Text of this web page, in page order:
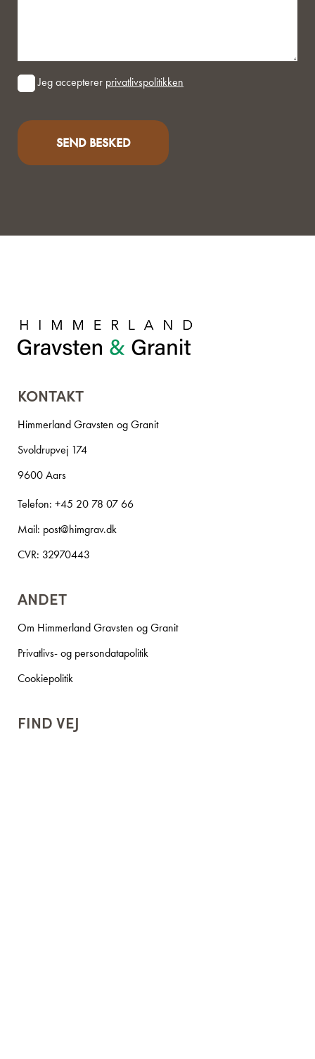
ConsentJeg accepterer privatlivspolitikken
KONTAKT
Himmerland Gravsten og Granit
Svoldrupvej 174
9600 Aars
Telefon: +45 20 78 07 66
Mail: post@himgrav.dk
CVR: 32970443
ANDET
Om Himmerland Gravsten og Granit
Privatlivs- og persondatapolitik
Cookiepolitik
FIND VEJ